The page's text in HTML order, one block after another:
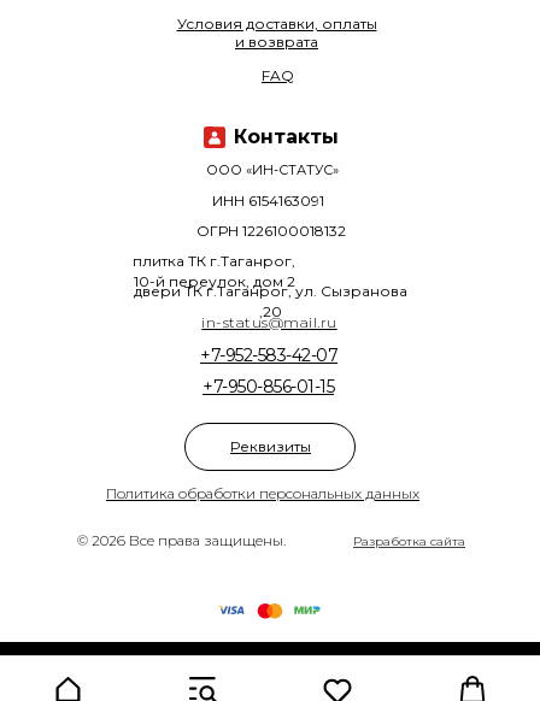
© 2026 Все права защищены.
Политика обработки персональных данных
+7-950-856-01-15
+7-952-583-42-07
ООО «ИН-СТАТУС»
плитка ТК г.Таганрог,
10-й переулок, дом 2
двери ТК г.Таганрог, ул. Сызранова
,20
ОГРН 1226100018132
ИНН 6154163091
Разработка сайта
Условия доставки, оплаты
и возврата
FAQ
in-status@mail.ru
Контакты
Реквизиты
Made on Tilda